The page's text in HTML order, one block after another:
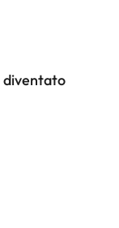
diventato